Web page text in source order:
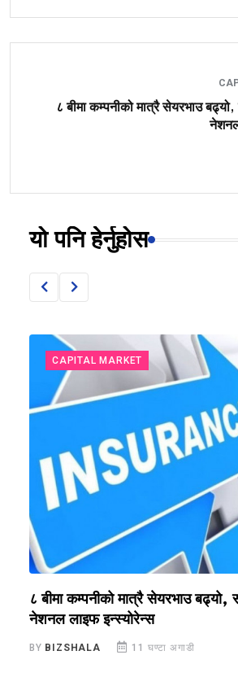
८ बीमा कम्पनीको मात्रै सेयरभाउ बढ्यो,
यो पनि हेर्नुहोस
CAPITAL MARKET
८ बीमा कम्पनीको मात्रै सेयरभाउ बढ्यो,
नेशनल लाइफ इन्स्योरेन्स
BY BIZSHALA 11 घण्टा अगाडी